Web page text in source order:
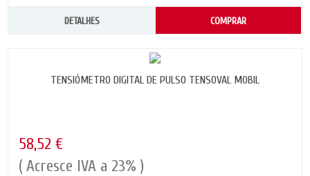
DETALHES COMPRAR
TENSIÓMETRO DIGITAL DE PULSO TENSOVAL MOBIL
58,52 €
( Acresce IVA a 23% )